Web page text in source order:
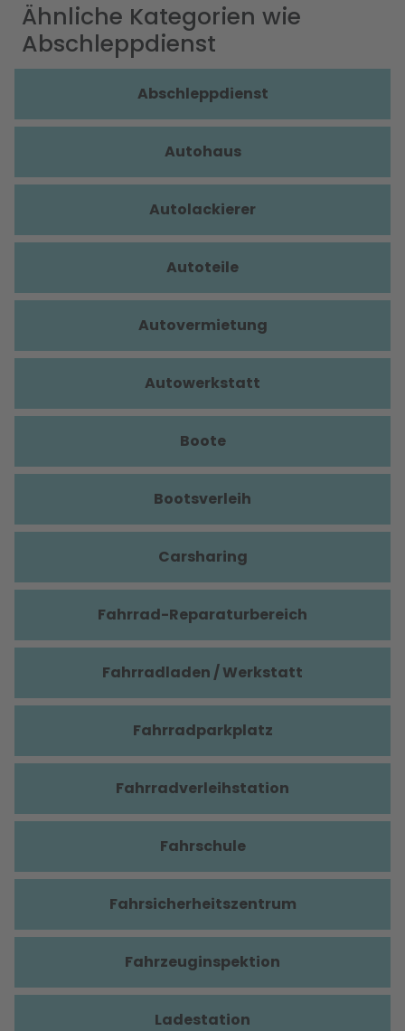
Ähnliche Kategorien wie
Abschleppdienst
Abschleppdienst
Autohaus
Autolackierer
Autoteile
Autovermietung
Autowerkstatt
Boote
Bootsverleih
Carsharing
Fahrrad-Reparaturbereich
Fahrradladen / Werkstatt
Fahrradparkplatz
Fahrradverleihstation
Fahrschule
Fahrsicherheitszentrum
Fahrzeuginspektion
Ladestation